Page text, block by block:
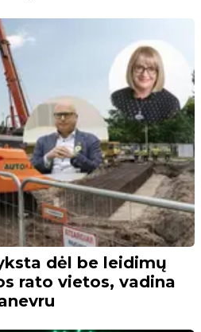
dėl be leidimų
rato vietos, vadina